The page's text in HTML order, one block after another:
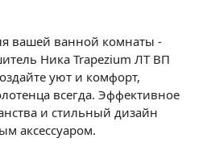
вашей ванной комнаты -
Ника Trapezium ЛТ ВП
уют и комфорт,
всегда. Эффективное
и стильный дизайн
аксессуаром.